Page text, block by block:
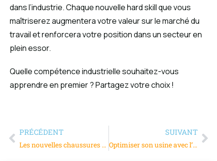
dans l’industrie. Chaque nouvelle hard skill que vous
maîtriserez augmentera votre valeur sur le marché du
travail et renforcera votre position dans un secteur en
plein essor.
Quelle compétence industrielle souhaitez-vous
apprendre en premier ? Partagez votre choix !
PRÉCÉDENT
Les nouvelles chaussures de travail ont vraiment changé
SUIVANT
Optimiser son usine avec l’IA